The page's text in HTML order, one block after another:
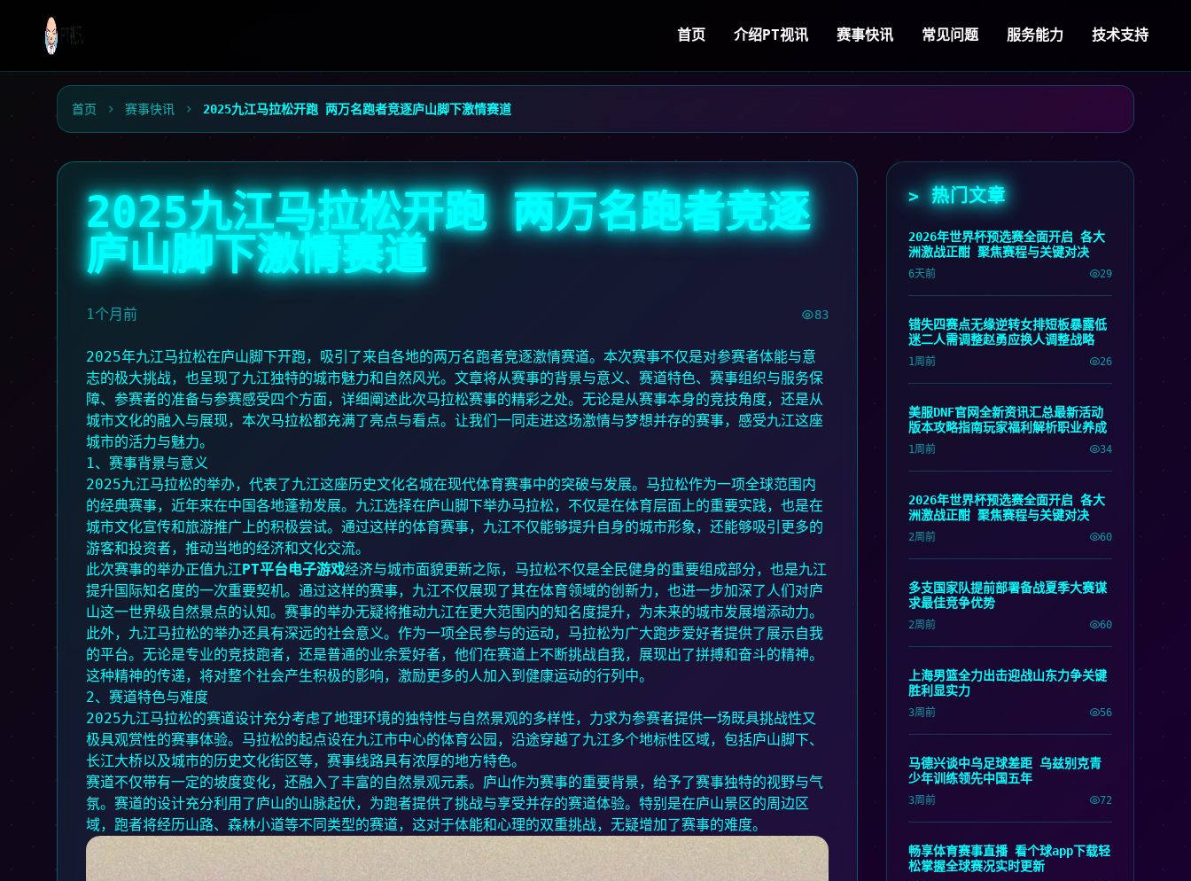
首页 介绍PT视讯 赛事快讯 常见问题 服务能力 技术支持
首页 赛事快讯 2025九江马拉松开跑 两万名跑者竞逐庐山脚下激情赛道
2025九江马拉松开跑 两万名跑者竞逐
庐山脚下激情赛道
1个月前 83
2025年九江马拉松在庐山脚下开跑，吸引了来自各地的两万名跑者竞逐激情赛道。本次赛事不仅是对参赛者体能与意
志的极大挑战，也呈现了九江独特的城市魅力和自然风光。文章将从赛事的背景与意义、赛道特色、赛事组织与服务保
障、参赛者的准备与参赛感受四个方面，详细阐述此次马拉松赛事的精彩之处。无论是从赛事本身的竞技角度，还是从
城市文化的融入与展现，本次马拉松都充满了亮点与看点。让我们一同走进这场激情与梦想并存的赛事，感受九江这座
城市的活力与魅力。
1、赛事背景与意义
2025九江马拉松的举办，代表了九江这座历史文化名城在现代体育赛事中的突破与发展。马拉松作为一项全球范围内
的经典赛事，近年来在中国各地蓬勃发展。九江选择在庐山脚下举办马拉松，不仅是在体育层面上的重要实践，也是在
城市文化宣传和旅游推广上的积极尝试。通过这样的体育赛事，九江不仅能够提升自身的城市形象，还能够吸引更多的
游客和投资者，推动当地的经济和文化交流。
此次赛事的举办正值九江PT平台电子游戏经济与城市面貌更新之际，马拉松不仅是全民健身的重要组成部分，也是九江
提升国际知名度的一次重要契机。通过这样的赛事，九江不仅展现了其在体育领域的创新力，也进一步加深了人们对庐
山这一世界级自然景点的认知。赛事的举办无疑将推动九江在更大范围内的知名度提升，为未来的城市发展增添动力。
此外，九江马拉松的举办还具有深远的社会意义。作为一项全民参与的运动，马拉松为广大跑步爱好者提供了展示自我
的平台。无论是专业的竞技跑者，还是普通的业余爱好者，他们在赛道上不断挑战自我，展现出了拼搏和奋斗的精神。
这种精神的传递，将对整个社会产生积极的影响，激励更多的人加入到健康运动的行列中。
2、赛道特色与难度
2025九江马拉松的赛道设计充分考虑了地理环境的独特性与自然景观的多样性，力求为参赛者提供一场既具挑战性又
极具观赏性的赛事体验。马拉松的起点设在九江市中心的体育公园，沿途穿越了九江多个地标性区域，包括庐山脚下、
长江大桥以及城市的历史文化街区等，赛事线路具有浓厚的地方特色。
赛道不仅带有一定的坡度变化，还融入了丰富的自然景观元素。庐山作为赛事的重要背景，给予了赛事独特的视野与气
氛。赛道的设计充分利用了庐山的山脉起伏，为跑者提供了挑战与享受并存的赛道体验。特别是在庐山景区的周边区
域，跑者将经历山路、森林小道等不同类型的赛道，这对于体能和心理的双重挑战，无疑增加了赛事的难度。
> 热门文章
2026年世界杯预选赛全面开启 各大
洲激战正酣 聚焦赛程与关键对决
6天前 29
错失四赛点无缘逆转女排短板暴露低
迷二人需调整赵勇应换人调整战略
1周前 26
美服DNF官网全新资讯汇总最新活动
版本攻略指南玩家福利解析职业养成
1周前 34
2026年世界杯预选赛全面开启 各大
洲激战正酣 聚焦赛程与关键对决
2周前 60
多支国家队提前部署备战夏季大赛谋
求最佳竞争优势
2周前 60
上海男篮全力出击迎战山东力争关键
胜利显实力
3周前 56
马德兴谈中乌足球差距 乌兹别克青
少年训练领先中国五年
3周前 72
畅享体育赛事直播 看个球app下载轻
松掌握全球赛况实时更新